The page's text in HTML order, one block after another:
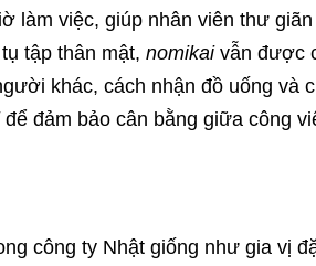
làm việc, giúp nhân viên thư
tập thân mật, nomikaivẫn được
khác, cách nhận đồ uống và
để đảm bảo cân bằng giữa công
công ty Nhật giống như gia vị